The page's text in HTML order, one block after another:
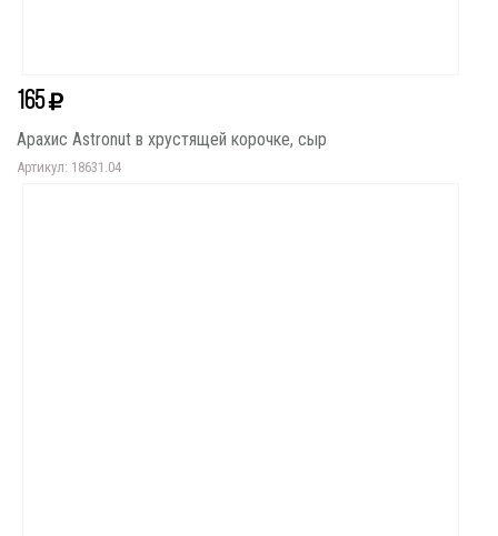
165
Арахис Astronut в хрустящей корочке, сыр
Артикул: 18631.04